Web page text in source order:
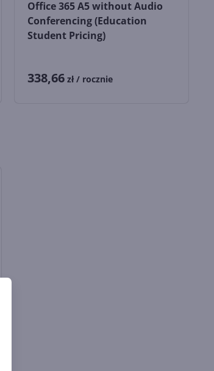
Office 365 A5 without Audio
Conferencing (Education
Student Pricing)
338,66zł/ rocznie